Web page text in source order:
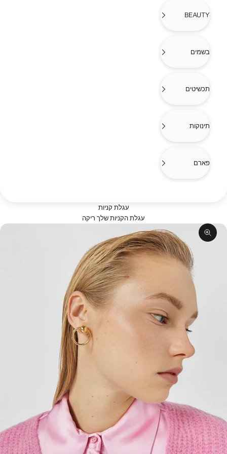
BEAUTY
בשמים
תכשיטים
תינוקות
פארם
עגלת קניות
עגלת הקניות שלך ריקה
תקריב